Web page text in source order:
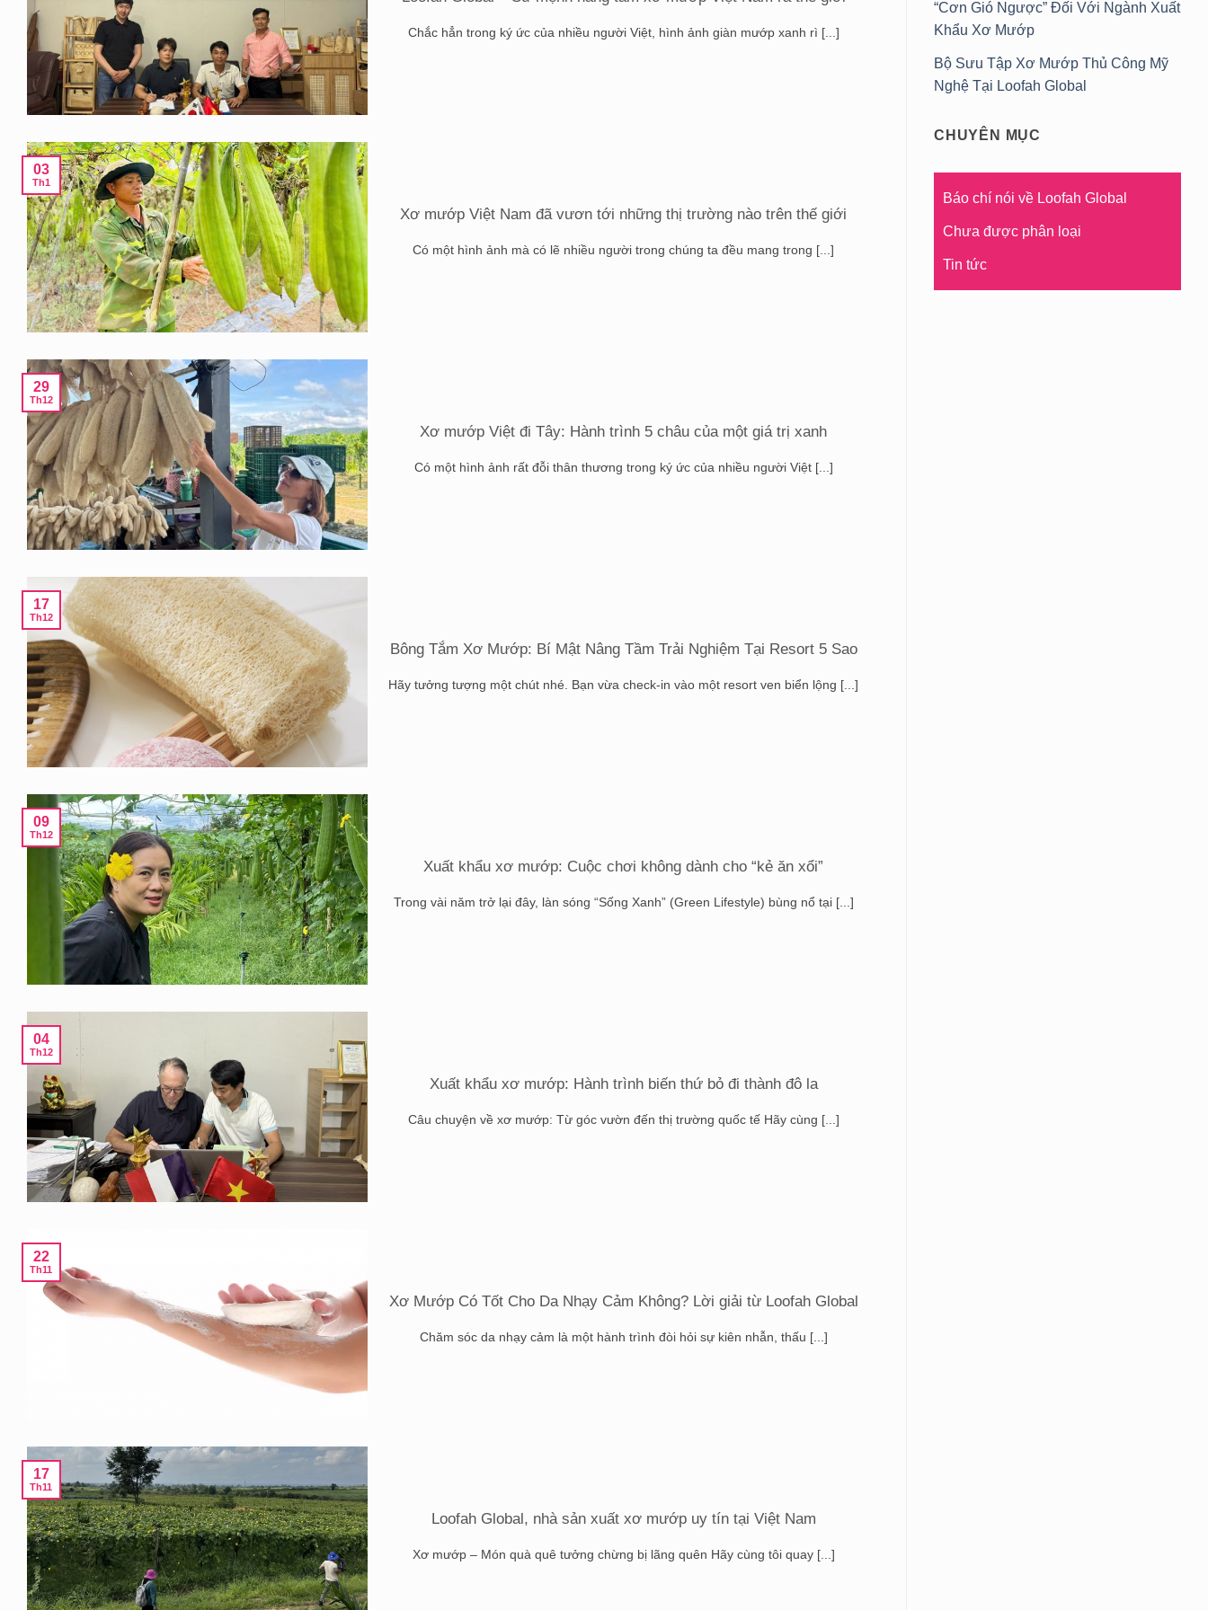
Chắc hẳn trong ký ức của nhiều người Việt, hình ảnh giàn mướp xanh rì [...]
Xơ mướp Việt Nam đã vươn tới những thị trường nào trên thế giới
Có một hình ảnh mà có lẽ nhiều người trong chúng ta đều mang trong [...]
03
Th1
Xơ mướp Việt đi Tây: Hành trình 5 châu của một giá trị xanh
Có một hình ảnh rất đỗi thân thương trong ký ức của nhiều người Việt [...]
29
Th12
Bông Tắm Xơ Mướp: Bí Mật Nâng Tầm Trải Nghiệm Tại Resort 5 Sao
Hãy tưởng tượng một chút nhé. Bạn vừa check-in vào một resort ven biển lộng [...]
17
Th12
Xuất khẩu xơ mướp: Cuộc chơi không dành cho “kẻ ăn xổi”
Trong vài năm trở lại đây, làn sóng “Sống Xanh” (Green Lifestyle) bùng nổ tại [...]
09
Th12
Xuất khẩu xơ mướp: Hành trình biến thứ bỏ đi thành đô la
Câu chuyện về xơ mướp: Từ góc vườn đến thị trường quốc tế Hãy cùng [...]
04
Th12
Xơ Mướp Có Tốt Cho Da Nhạy Cảm Không? Lời giải từ Loofah Global
Chăm sóc da nhạy cảm là một hành trình đòi hỏi sự kiên nhẫn, thấu [...]
22
Th11
Loofah Global, nhà sản xuất xơ mướp uy tín tại Việt Nam
Xơ mướp – Món quà quê tưởng chừng bị lãng quên Hãy cùng tôi quay [...]
17
Th11
“Cơn Gió Ngược” Đối Với Ngành Xuất
Khẩu Xơ Mướp
Bộ Sưu Tập Xơ Mướp Thủ Công Mỹ
Nghệ Tại Loofah Global
CHUYÊN MỤC
Báo chí nói về Loofah Global
Chưa được phân loại
Tin tức